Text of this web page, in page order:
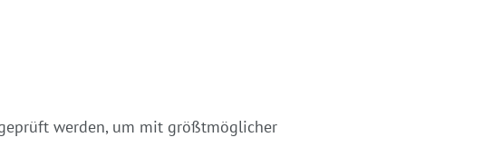
werden, um mit größtmöglicher